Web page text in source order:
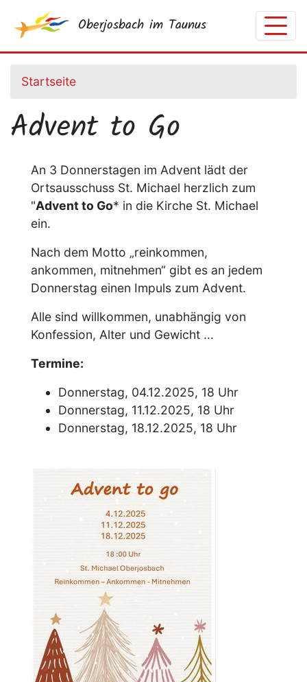
zum
Oberjosbach im Taunus
Startseite
Advent to Go
An 3 Donnerstagen im Advent lädt der
Ortsausschuss St. Michael herzlich zum
"Advent to Go* in die Kirche St. Michael
ein.
Nach dem Motto „reinkommen,
ankommen, mitnehmen“ gibt es an jedem
Donnerstag einen Impuls zum Advent.
Alle sind willkommen, unabhängig von
Konfession, Alter und Gewicht ...
Termine:
Donnerstag, 04.12.2025, 18 Uhr
Donnerstag, 11.12.2025, 18 Uhr
Donnerstag, 18.12.2025, 18 Uhr